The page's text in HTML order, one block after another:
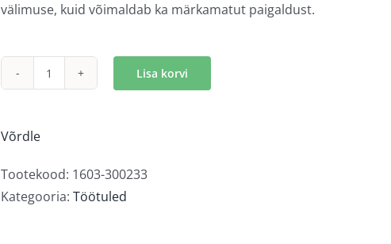
välimuse, kuid võimaldab ka märkamatut paigaldust.
Bullpro
kogus
Lisa korvi
Võrdle
Tootekood: 1603-300233
Kategooria: Töötuled